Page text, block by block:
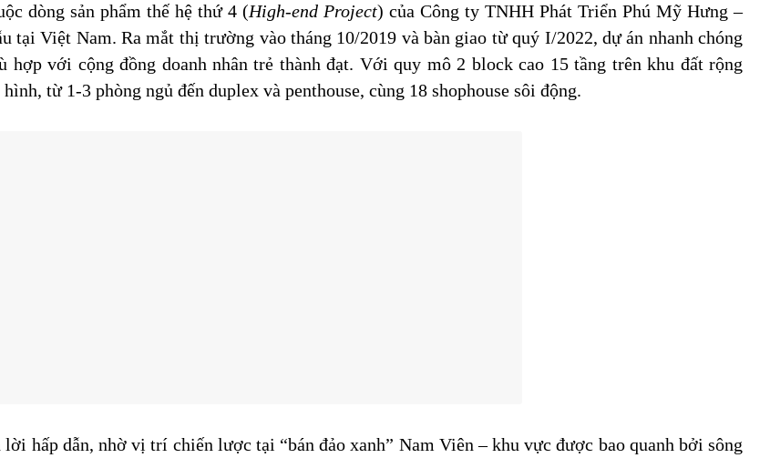
dòng sản phẩm thế hệ thứ 4 (High-end Project) của Công ty TNHH Phát Triển Phú Mỹ Hưng –
Việt Nam. Ra mắt thị trường vào tháng 10/2019 và bàn giao từ quý I/2022, dự án nhanh chóng
với cộng đồng doanh nhân trẻ thành đạt. Với quy mô 2 block cao 15 tầng trên khu đất rộng
từ 1-3 phòng ngủ đến duplex và penthouse, cùng 18 shophouse sôi động.
hấp dẫn, nhờ vị trí chiến lược tại “bán đảo xanh” Nam Viên – khu vực được bao quanh bởi sông